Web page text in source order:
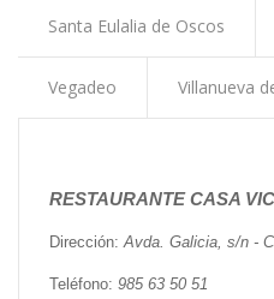
ayuda
a
la
Santa Eulalia de Oscos
Vegadeo Villanueva
RESTAURANTE CASA
Dirección: Avda. Galicia, s/n -
Teléfono: 985 63 50 51